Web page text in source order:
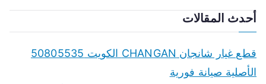
أحدث المقالات
قطع غيار شانجان CHANGAN الكويت 50805535
الأصلية صيانة فورية